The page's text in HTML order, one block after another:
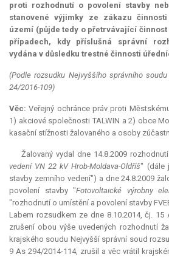
proti rozhodnutí o povolení stavby
stanovené výjimky ze zákazu
území (půjde tedy o přetrvávající činnost
případech, kdy příslušná správní
vydána v důsledku trestné činnosti
(Podle rozsudku Nejvyššího správního
24/2016-109)
Věc: Veřejný ochránce práv proti
1) akciové společnosti TALWIN a 2) obce
kasační stížnosti žalovaného a osoby
Žalovaný vydal dne 14.8.2009
vedení VN 22 kV Hrob-Moldava-Oldříš" (dále
stavby zemního vedení") a dne 24.8.2009
povolení stavby "Fotovoltaické výrobny
"rozhodnutí o umístění a povolení stavby
Labem rozsudkem ze dne 8.10.2014, čj. 15
zrušení obou výše uvedených rozhodnutí
krajského soudu Nejvyšší správní soud
9 As 294/2014-114, zrušil a věc vrátil